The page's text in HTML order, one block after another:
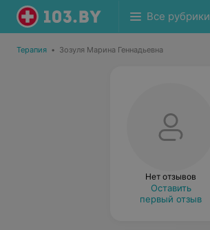
Все рубрики
Терапия • Зозуля Марина Геннадьевна
Нет отзывов
Оставить
первый отзыв